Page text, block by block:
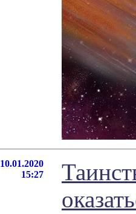
10.01.2020
15:27